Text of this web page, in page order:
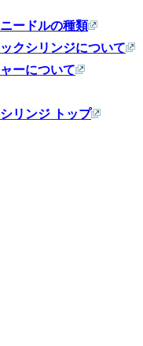
ードルの種類
クシリンジについて
ーについて
リンジ トップ